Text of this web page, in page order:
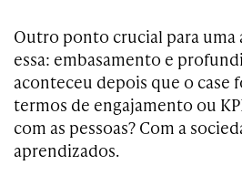
Outro ponto crucial para uma
essa: embasamento e
aconteceu depois que o case
termos de engajamento ou
com as pessoas? Com a
aprendizados.